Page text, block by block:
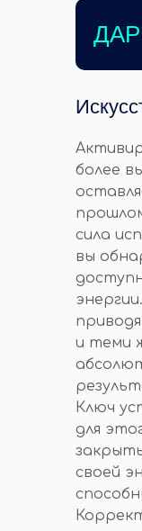
более
сила
вы
и теми
Ключ
для
своей